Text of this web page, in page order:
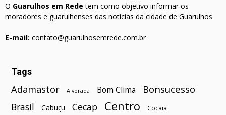
O Guarulhos em Rede tem como objetivo informar os
moradores e guarulhenses das notícias da cidade de Guarulhos
E-mail: contato@guarulhosemrede.com.br
Tags
Adamastor Alvorada Bom Clima Bonsucesso
Brasil Cabuçu Cecap Centro Cocaia